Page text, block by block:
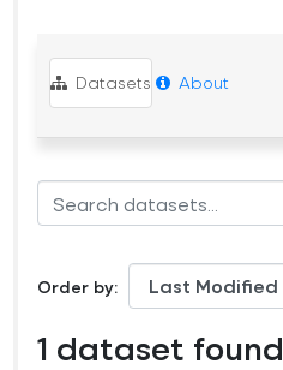
Datasets About
Order by
1 dataset found